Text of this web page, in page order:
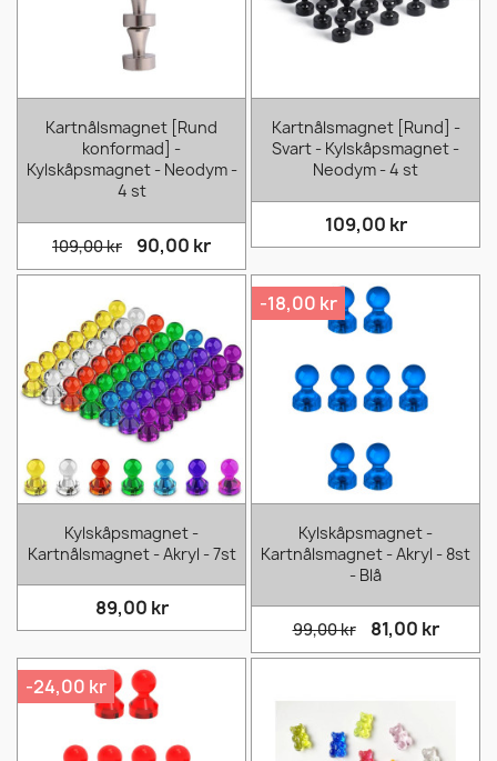
Kartnålsmagnet [Rund
konformad] -
Kylskåpsmagnet - Neodym -
4 st
109,00 kr 90,00 kr
Kartnålsmagnet [Rund] -
Svart - Kylskåpsmagnet -
Neodym - 4 st
109,00 kr
Kylskåpsmagnet -
Kartnålsmagnet - Akryl - 7st
89,00 kr
Kylskåpsmagnet -
Kartnålsmagnet - Akryl - 8st
- Blå
99,00 kr 81,00 kr
-18,00 kr
-24,00 kr